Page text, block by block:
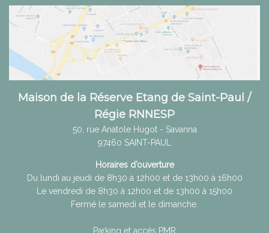
Maison de la Réserve Etang de Saint-Paul /
Régie RNNESP
50, rue Anatole Hugot - Savanna
97460 SAINT-PAUL
Horaires d’ouverture
Du lundi au jeudi de 8h30 à 12h00 et de 13h00 à 16h00
Le vendredi de 8h30 à 12h00 et de 13h00 à 15h00
Fermé le samedi et le dimanche.
Parking et accès PMR